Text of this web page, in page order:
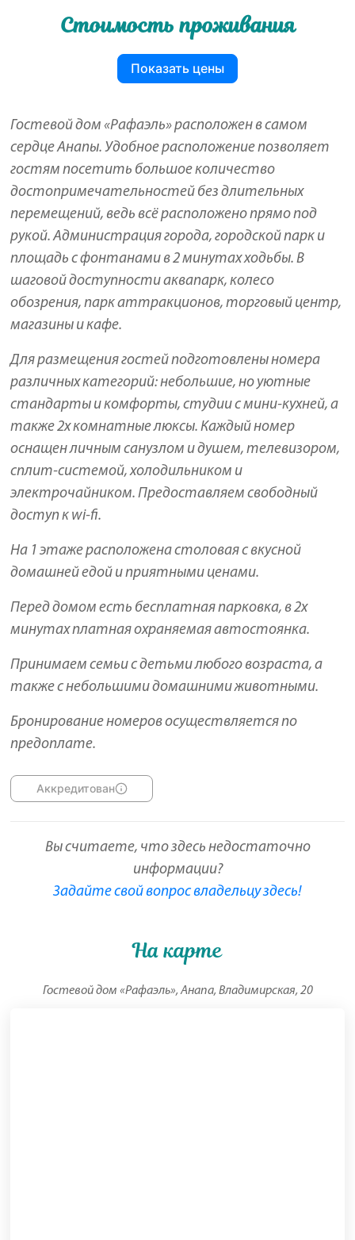
Стоимость проживания
Показать цены
Гостевой дом «Рафаэль» расположен в самом
сердце Анапы. Удобное расположение позволяет
гостям посетить большое количество
достопримечательностей без длительных
перемещений, ведь всё расположено прямо под
рукой. Администрация города, городской парк и
площадь с фонтанами в 2 минутах ходьбы. В
шаговой доступности аквапарк, колесо
обозрения, парк аттракционов, торговый центр,
магазины и кафе.
Для размещения гостей подготовлены номера
различных категорий: небольшие, но уютные
стандарты и комфорты, студии с мини-кухней, а
также 2х комнатные люксы. Каждый номер
оснащен личным санузлом и душем, телевизором,
сплит-системой, холодильником и
электрочайником. Предоставляем свободный
доступ к wi-fi.
На 1 этаже расположена столовая с вкусной
домашней едой и приятными ценами.
Перед домом есть бесплатная парковка, в 2х
минутах платная охраняемая автостоянка.
Принимаем семьи с детьми любого возраста, а
также с небольшими домашними животными.
Бронирование номеров осуществляется по
предоплате.
Аккредитован
Вы считаете, что здесь недостаточно
информации?
Задайте свой вопрос владельцу здесь!
На карте
Гостевой дом «Рафаэль», Анапа, Владимирская, 20